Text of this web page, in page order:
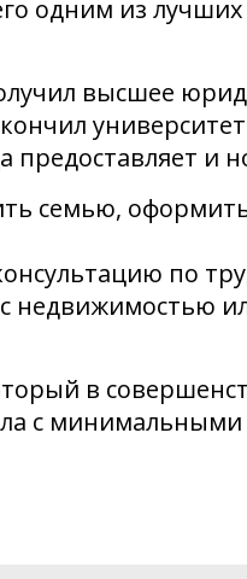
одним из
высшее
предоставляет и
семью, оформить
по
недвижимостью
в
с